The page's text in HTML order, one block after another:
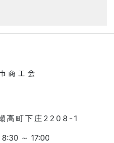
商工会
高町下庄2208-1
8:30 ～ 17:00